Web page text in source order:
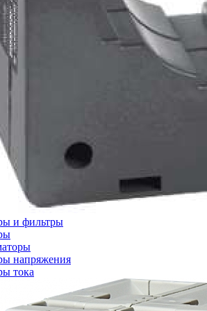
и фильтры
напряжения
тока